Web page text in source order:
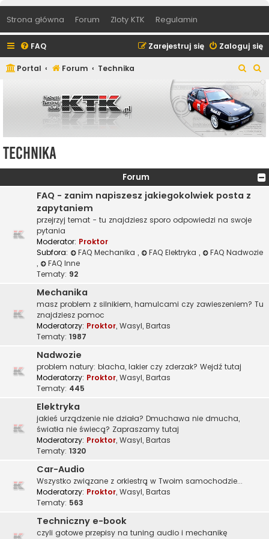
Strona główna Forum Zloty KTK Regulamin
FAQ Zaloguj się
Zarejestruj się
Portal Forum Technika
z
u
k
z
u
k
a
Technika
Forum
FAQ - zanim napiszesz jakiegokolwiek posta z
zapytaniem
przejrzyj temat - tu znajdziesz sporo odpowiedzi na swoje
pytania
Moderator: Proktor
Subfora:
FAQ Mechanika , FAQ Elektryka ,
FAQ Nadwozie
,
FAQ Inne
Tematy: 92
Mechanika
masz problem z silnikiem, hamulcami czy zawieszeniem? Tu
znajdziesz pomoc
Moderatorzy: Proktor, Wasyl, Bartas
Tematy: 1987
Nadwozie
problem natury: blacha, lakier czy zderzak? Wejdź tutaj
Moderatorzy: Proktor, Wasyl, Bartas
Tematy: 445
Elektryka
jakieś urządzenie nie działa? Dmuchawa nie dmucha,
światła nie świecą? Zapraszamy tutaj
Moderatorzy: Proktor, Wasyl, Bartas
Tematy: 1320
Car-Audio
Wszystko związane z orkiestrą w Twoim samochodzie...
Moderatorzy: Proktor, Wasyl, Bartas
Tematy: 563
Techniczny e-book
czyli gotowe przepisy na tuning audio i mechanikę